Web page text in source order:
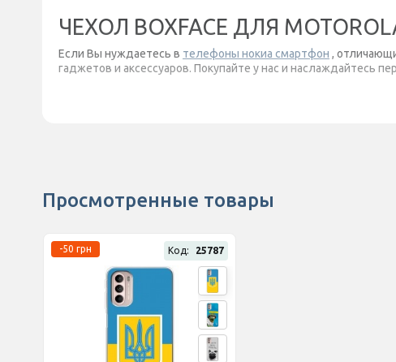
ЧЕХОЛ BOXFACE ДЛЯ
Если Вы нуждаетесь в телефоны нокиа смартфон ,
гаджетов и аксессуаров. Покупайте у нас и наслаждайтесь
Просмотренные товары
Код: 25787
-50 грн